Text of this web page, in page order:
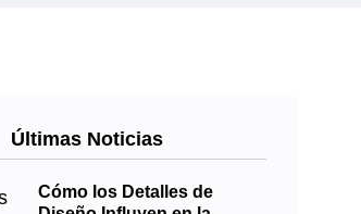
Últimas Noticias
Cómo los Detalles de